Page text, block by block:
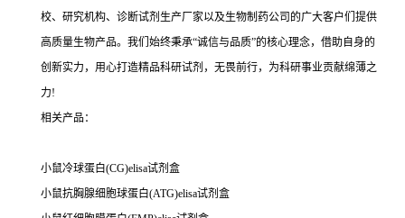
校、研究机构、诊断试剂生产厂家以及生物制药公司的广大客户们提供
高质量生物产品。我们始终秉承“诚信与品质”的核心理念，借助自身的
创新实力，用心打造精品科研试剂，无畏前行，为科研事业贡献绵薄之
力!
相关产品：
小鼠冷球蛋白(CG)elisa试剂盒
小鼠抗胸腺细胞球蛋白(ATG)elisa试剂盒